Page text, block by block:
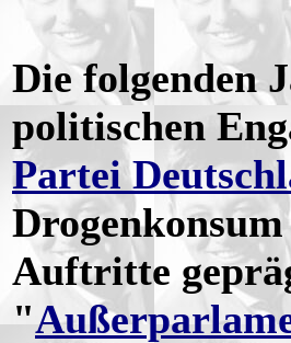
Die folgenden
politischen
Partei
Auftritte
"